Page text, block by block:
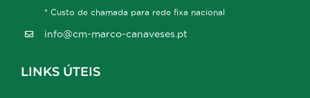
* Custo de chamada para rede fixa nacional
info@cm-marco-canaveses.pt
LINKS ÚTEIS